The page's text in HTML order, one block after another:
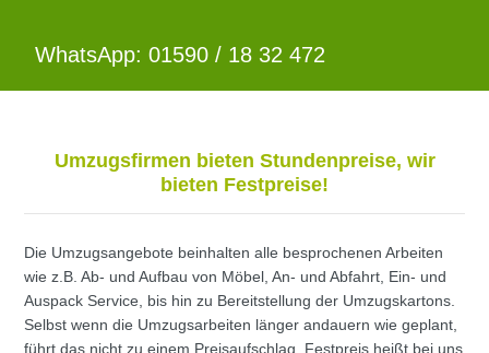
WhatsApp: 01590 / 18 32 472
Umzugsfirmen bieten Stundenpreise, wir
bieten Festpreise!
Die Umzugsangebote beinhalten alle besprochenen Arbeiten
wie z.B. Ab- und Aufbau von Möbel, An- und Abfahrt, Ein- und
Auspack Service, bis hin zu Bereitstellung der Umzugskartons.
Selbst wenn die Umzugsarbeiten länger andauern wie geplant,
führt das nicht zu einem Preisaufschlag. Festpreis heißt bei uns